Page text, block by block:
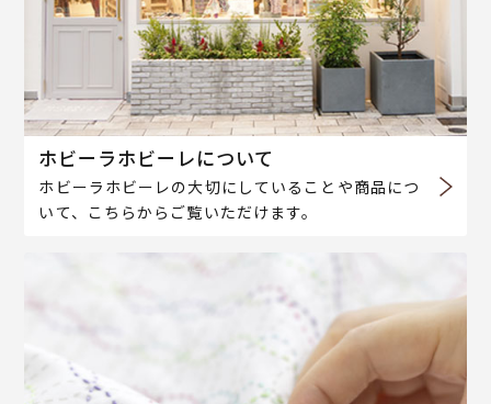
ホビーラホビーレについて
ホビーラホビーレの大切にしていることや商品につ
いて、こちらからご覧いただけます。